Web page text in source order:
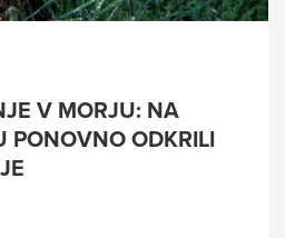
V MORJU: NA
PONOVNO ODKRILI